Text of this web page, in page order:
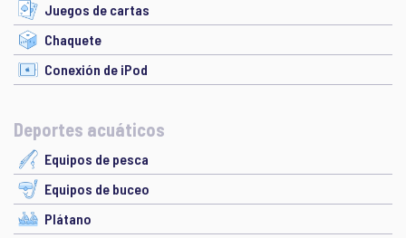
Juegos de cartas
Chaquete
Conexión de iPod
Deportes acuáticos
Equipos de pesca
Equipos de buceo
Plátano